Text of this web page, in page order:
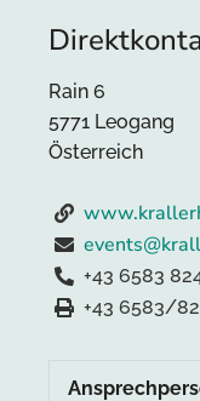
Rain 6
5771 Leogang
Österreich
+43 6583
+43 6583/